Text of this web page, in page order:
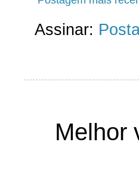
Assinar:
Melhor